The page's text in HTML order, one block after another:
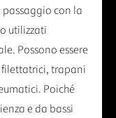
con la
utilizzati
Possono essere
filettatrici, trapani
Poiché
e da bassi